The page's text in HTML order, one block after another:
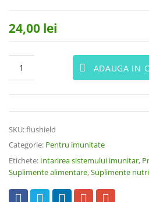
24,00 lei
ADAUGA IN
SKU:flushield
Categorie: Pentru imunitate
Etichete: Intarirea sistemului imunitar,
Suplimente alimentare,Suplimente